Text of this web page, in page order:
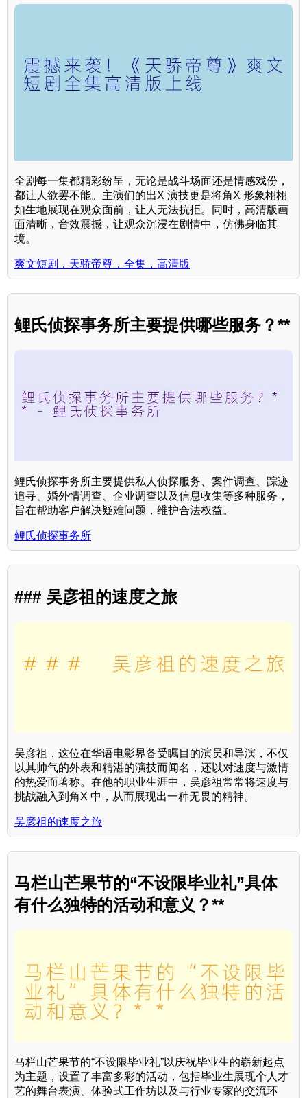
全剧每一集都精彩纷呈，无论是战斗场面还是情感戏份，
都让人欲罢不能。主演们的出X 演技更是将角X 形象栩栩
如生地展现在观众面前，让人无法抗拒。同时，高清版画
面清晰，音效震撼，让观众沉浸在剧情中，仿佛身临其
境。
爽文短剧，天骄帝尊，全集，高清版
鲤氏侦探事务所主要提供哪些服务？**
鲤氏侦探事务所主要提供私人侦探服务、案件调查、踪迹
追寻、婚外情调查、企业调查以及信息收集等多种服务，
旨在帮助客户解决疑难问题，维护合法权益。
鲤氏侦探事务所
### 吴彦祖的速度之旅
吴彦祖，这位在华语电影界备受瞩目的演员和导演，不仅
以其帅气的外表和精湛的演技而闻名，还以对速度与激情
的热爱而著称。在他的职业生涯中，吴彦祖常常将速度与
挑战融入到角X 中，从而展现出一种无畏的精神。
吴彦祖的速度之旅
马栏山芒果节的“不设限毕业礼”具体
有什么独特的活动和意义？**
马栏山芒果节的“不设限毕业礼”以庆祝毕业生的崭新起点
为主题，设置了丰富多彩的活动，包括毕业生展现个人才
艺的舞台表演、体验式工作坊以及与行业专家的交流环